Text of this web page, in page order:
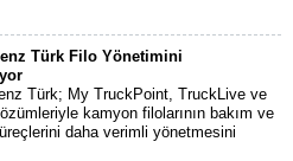
Türk Filo Yönetimini
Türk; My TruckPoint, TruckLive ve
kamyon filolarının bakım ve
daha verimli yönetmesini